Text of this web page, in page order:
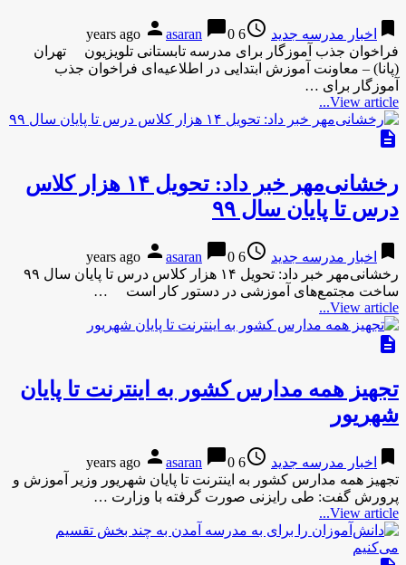
bookmark اخبار مدرسه جدید access_time
6 years ago
person asaran chat_bubble0
فراخوان جذب آموزگار برای مدرسه تابستانی تلویزیون تهران
(پانا) – معاونت آموزش ابتدایی در اطلاعیه‌ای فراخوان جذب
آموزگار برای …
View article...
description
رخشانی‌مهر خبر داد: تحویل ۱۴ هزار کلاس
درس تا پایان سال ۹۹
bookmark اخبار مدرسه جدید access_time
6 years ago
person asaran chat_bubble0
رخشانی‌مهر خبر داد: تحویل ۱۴ هزار کلاس درس تا پایان سال ۹۹
ساخت مجتمع‌های آموزشی در دستور کار است …
View article...
description
تجهیز همه مدارس کشور به اینترنت تا پایان
شهریور
bookmark اخبار مدرسه جدید access_time
6 years ago
person asaran chat_bubble0
تجهیز همه مدارس کشور به اینترنت تا پایان شهریور وزیر آموزش و
پرورش گفت: طی رایزنی صورت گرفته با وزارت …
View article...